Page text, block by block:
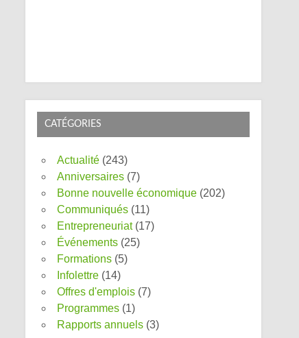
CATÉGORIES
Actualité (243)
Anniversaires (7)
Bonne nouvelle économique (202)
Communiqués (11)
Entrepreneuriat(17)
Événements (25)
Formations (5)
Infolettre (14)
Offres d'emplois (7)
Programmes (1)
Rapports annuels (3)